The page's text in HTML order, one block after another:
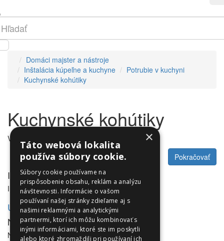
Domáci majster a nástroje
Inštalácia kúpeľne a kuchyne
Potrubie v kuchyni
Kuchynské kohútiky
Kuchynské kohútiky
V tejto kategórii nie sú žiadne produkty.
Pokračovať
Informácie
Informácie
Utleurope.com
NewsLetter
NewsLetter
×
Táto webová lokalita
používa súbory cookie.
Súbory cookie používame na
prispôsobenie obsahu, reklám a analýzu
návštevnosti. Informácie o vašom
používaní našej stránky zdieľame aj s
našimi reklamnými a analytickými
partnermi, ktorí ich môžu kombinovať s
inými informáciami, ktoré ste im poskytli
alebo ktoré zhromaždili pri používaní ich